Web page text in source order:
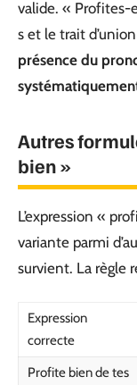
valide. «
s et le trait
présence du
Autres
bien »
L’expression «
variante parmi
survient. La règle
Expression
correcte
Profite bien de tes